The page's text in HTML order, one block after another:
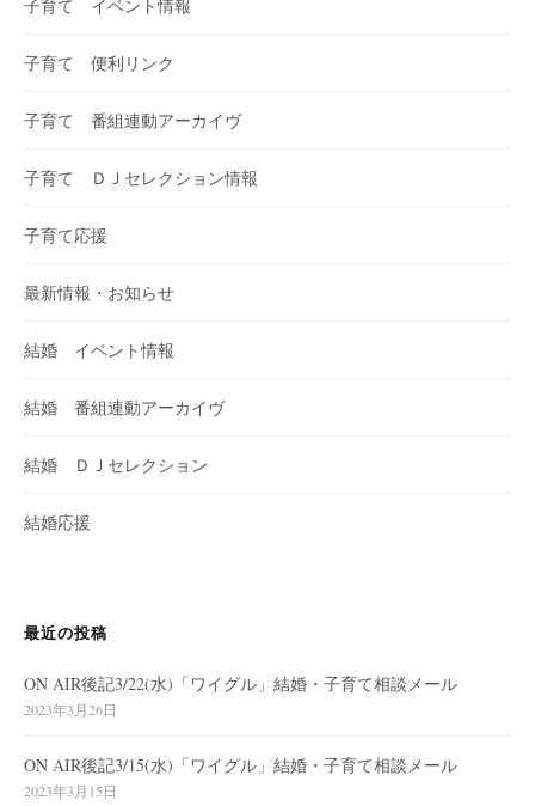
子育て イベント情報
子育て 便利リンク
子育て 番組連動アーカイヴ
子育て ＤＪセレクション情報
子育て応援
最新情報・お知らせ
結婚 イベント情報
結婚 番組連動アーカイヴ
結婚 ＤＪセレクション
結婚応援
最近の投稿
ON AIR後記3/22(水)「ワイグル」結婚・子育て相談メール
2023年3月26日
ON AIR後記3/15(水)「ワイグル」結婚・子育て相談メール
2023年3月15日